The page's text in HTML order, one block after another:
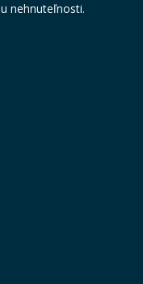
nehnuteľnosti.